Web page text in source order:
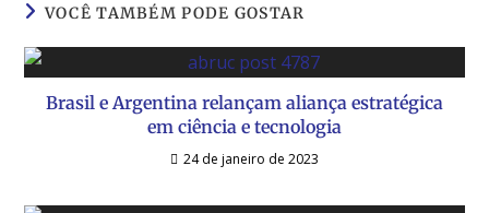
VOCÊ TAMBÉM PODE GOSTAR
Brasil e Argentina relançam aliança estratégica
em ciência e tecnologia
24 de janeiro de 2023